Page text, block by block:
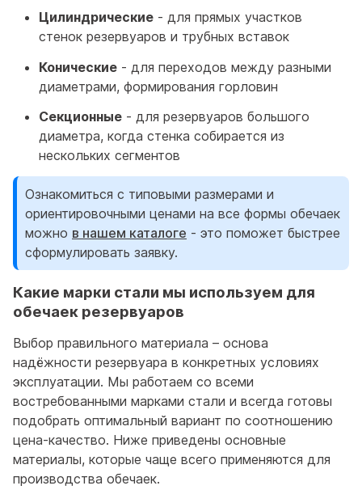
Цилиндрические - для прямых участков
стенок резервуаров и трубных вставок
Конические - для переходов между разными
диаметрами, формирования горловин
Секционные - для резервуаров большого
диаметра, когда стенка собирается из
нескольких сегментов
Ознакомиться с типовыми размерами и
ориентировочными ценами на все формы обечаек
можно в нашем каталоге - это поможет быстрее
сформулировать заявку.
Какие марки стали мы используем для
обечаек резервуаров
Выбор правильного материала – основа
надёжности резервуара в конкретных условиях
эксплуатации. Мы работаем со всеми
востребованными марками стали и всегда готовы
подобрать оптимальный вариант по соотношению
цена-качество. Ниже приведены основные
материалы, которые чаще всего применяются для
производства обечаек.